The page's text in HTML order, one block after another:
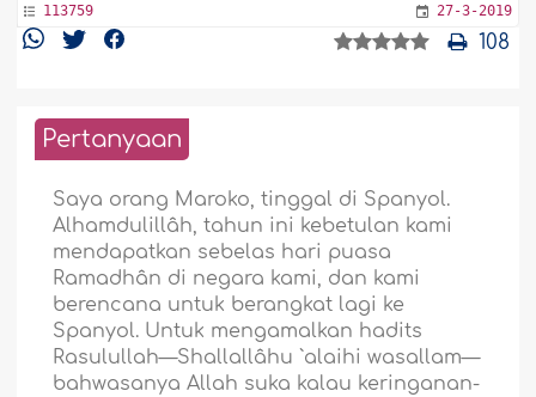
113759 27-3-2019
108
Pertanyaan
Saya orang Maroko, tinggal di Spanyol.
Alhamdulillâh, tahun ini kebetulan kami
mendapatkan sebelas hari puasa
Ramadhân di negara kami, dan kami
berencana untuk berangkat lagi ke
Spanyol. Untuk mengamalkan hadits
Rasulullah—Shallallâhu `alaihi wasallam—
bahwasanya Allah suka kalau keringanan-